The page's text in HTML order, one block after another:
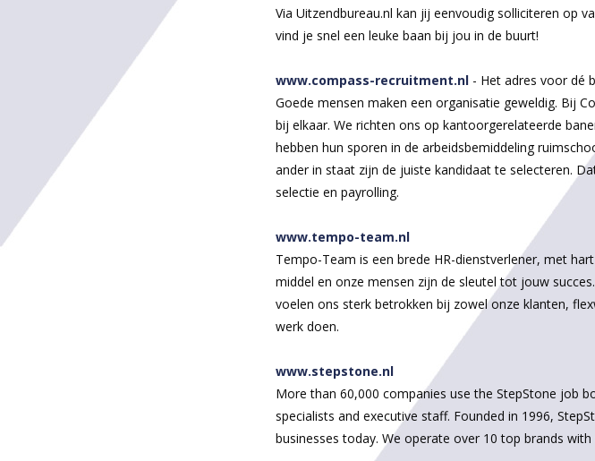
Via Uitzendbureau.nl kan jij eenvoudig solliciteren op
vind je snel een leuke baan bij jou in de buurt!
www.compass-recruitment.nl- Het adres voor dé
Goede mensen maken een organisatie geweldig. Bij
bij elkaar. We richten ons op kantoorgerelateerde
hebben hun sporen in de arbeidsbemiddeling
ander in staat zijn de juiste kandidaat te selecteren.
selectie en payrolling.
www.tempo-team.nl
Tempo-Team is een brede HR-dienstverlener, met
middel en onze mensen zijn de sleutel tot jouw
voelen ons sterk betrokken bij zowel onze klanten,
werk doen.
www.stepstone.nl
More than 60,000 companies use the StepStone job
specialists and executive staff. Founded in 1996,
businesses today. We operate over 10 top brands